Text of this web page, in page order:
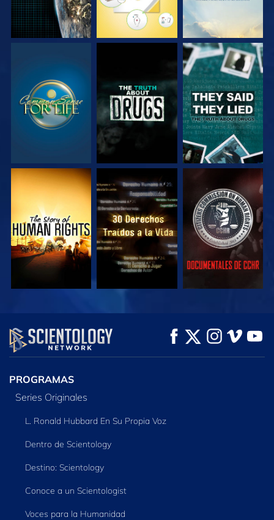
VE VE
VE VE VE
VE
EXPLORA LAS
SERIES
PROGRAMAS
Series Originales
L. Ronald Hubbard En Su Propia Voz
Dentro de Scientology
Destino: Scientology
Conoce a un Scientologist
Voces para la Humanidad